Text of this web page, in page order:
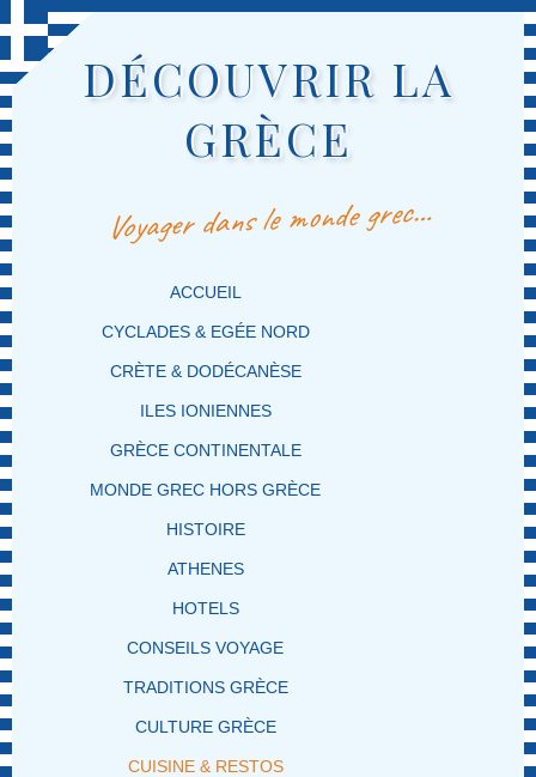
DÉCOUVRIR LA
GRÈCE
Voyager dans le monde grec…
MENU PRINCIPAL
MASQUER LA NAVIGATION PRINCIPALE
MASQUER LA NAVIGATION SECONDAIRE
ACCUEIL
CYCLADES & EGÉE NORD
CRÈTE & DODÉCANÈSE
ILES IONIENNES
GRÈCE CONTINENTALE
MONDE GREC HORS GRÈCE
HISTOIRE
ATHENES
HOTELS
CONSEILS VOYAGE
TRADITIONS GRÈCE
CULTURE GRÈCE
CUISINE & RESTOS